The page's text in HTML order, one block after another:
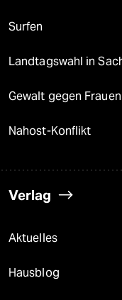
Surfen
Landtagswahl in
Gewalt gegen Frauen
Nahost-Konflikt
Verlag
Aktuelles
Hausblog